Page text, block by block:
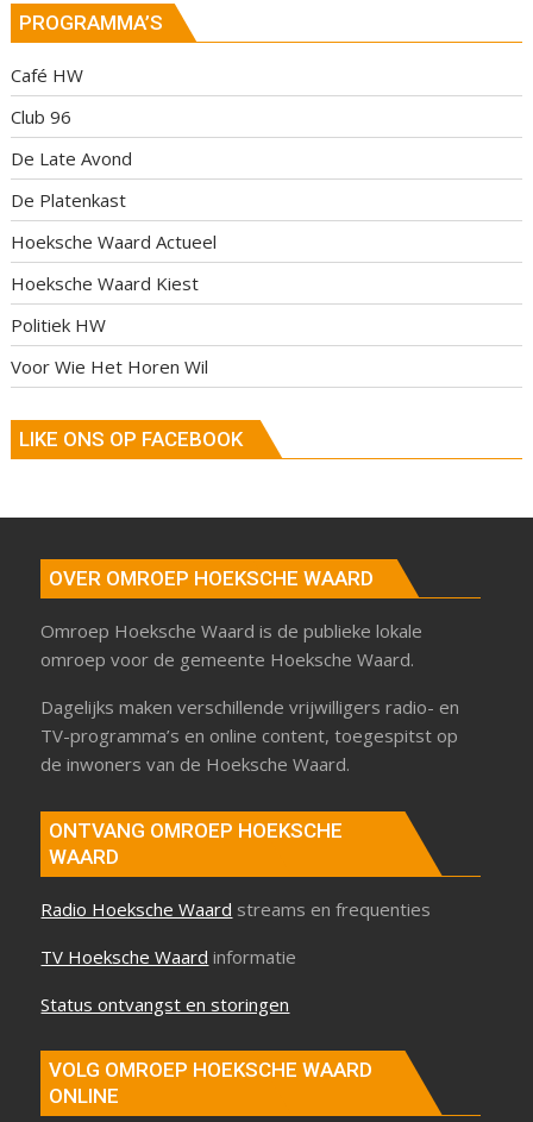
PROGRAMMA’S
Café HW
Club 96
De Late Avond
De Platenkast
Hoeksche Waard Actueel
Hoeksche Waard Kiest
Politiek HW
Voor Wie Het Horen Wil
LIKE ONS OP FACEBOOK
OVER OMROEP HOEKSCHE WAARD
Omroep Hoeksche Waard is de publieke lokale
omroep voor de gemeente Hoeksche Waard.
Dagelijks maken verschillende vrijwilligers radio- en
TV-programma’s en online content, toegespitst op
de inwoners van de Hoeksche Waard.
ONTVANG OMROEP HOEKSCHE
WAARD
Radio Hoeksche Waard streams en frequenties
TV Hoeksche Waard informatie
Status ontvangst en storingen
VOLG OMROEP HOEKSCHE WAARD
ONLINE